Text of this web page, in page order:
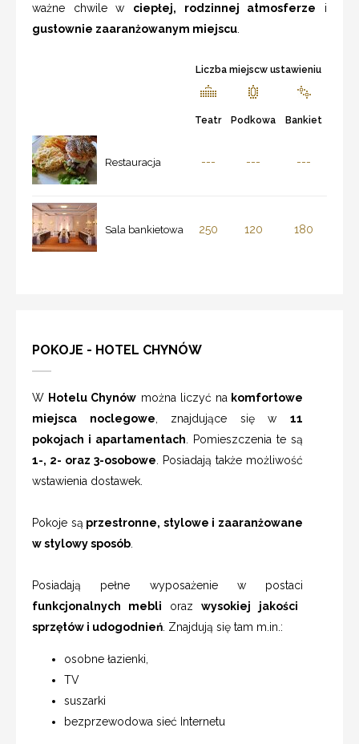
ważne chwile w ciepłej, rodzinnej atmosferze i
gustownie zaaranżowanym miejscu
Liczba miejscw ustawieniu
Teatr Podkowa Bankiet
Restauracja --- --- ---
Sala bankietowa 250 120 180
POKOJE - HOTEL CHYNÓW
W Hotelu Chynów można liczyć na komfortowe
miejsca noclegowe , znajdujące się w11
pokojach i apartamentach . Pomieszczenia te są
1-, 2- oraz 3-osobowe . Posiadają także możliwość
wstawienia dostawek.
Pokoje są przestronne, stylowe i zaaranżowane
w stylowy sposób
Posiadają pełne wyposażenie w postaci
funkcjonalnych mebli orazwysokiej jakości
sprzętów i udogodnień . Znajdują się tam m.in.:
osobne łazienki,
TV
suszarki
bezprzewodowa sieć Internetu